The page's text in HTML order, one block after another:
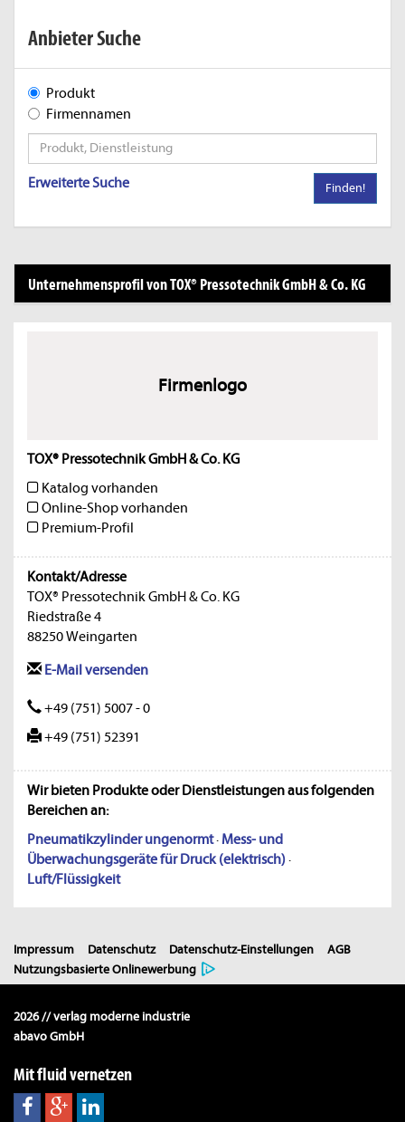
Anbieter Suche
Produkt
Firmennamen
Erweiterte Suche Finden!
Unternehmensprofil von TOX® Pressotechnik GmbH & Co. KG
Firmenlogo
TOX® Pressotechnik GmbH & Co. KG
Katalog vorhanden
Online-Shop vorhanden
Premium-Profil
Kontakt/Adresse
TOX® Pressotechnik GmbH & Co. KG
Riedstraße 4
88250 Weingarten
E-Mail versenden
+49 (751) 5007 - 0
+49 (751) 52391
Wir bieten Produkte oder Dienstleistungen aus folgenden
Bereichen an:
Pneumatikzylinder ungenormt· Mess- und
Überwachungsgeräte für Druck (elektrisch)·
Luft/Flüssigkeit
Impressum Datenschutz Datenschutz-Einstellungen
AGB
Nutzungsbasierte Onlinewerbung
2026 // verlag moderne industrie
abavo GmbH
Mit fluid vernetzen